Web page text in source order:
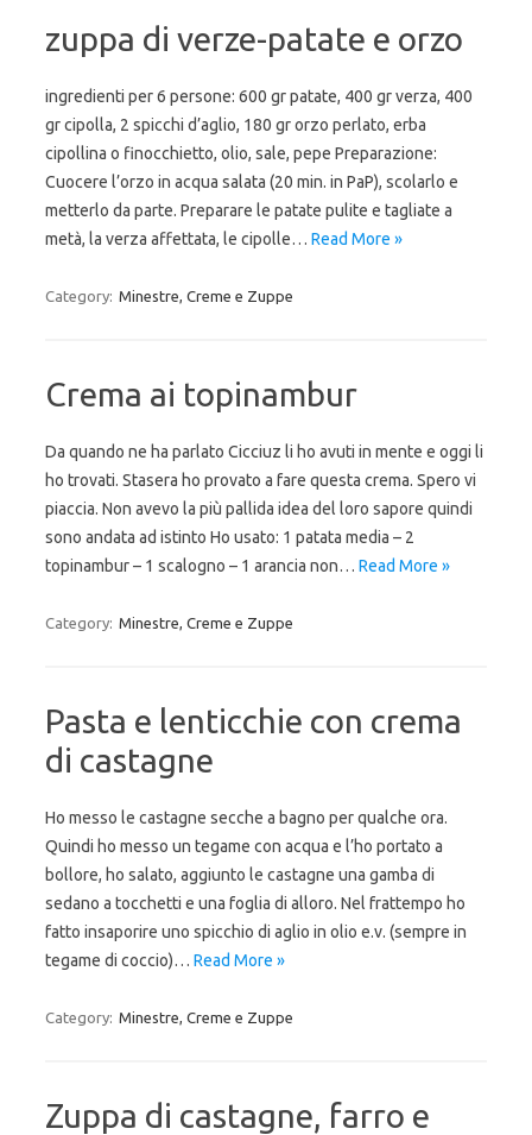
zuppa di verze-patate e orzo
ingredienti per 6 persone: 600 gr patate, 400 gr verza, 400
gr cipolla, 2 spicchi d’aglio, 180 gr orzo perlato, erba
cipollina o finocchietto, olio, sale, pepe Preparazione:
Cuocere l’orzo in acqua salata (20 min. in PaP), scolarlo e
metterlo da parte. Preparare le patate pulite e tagliate a
metà, la verza affettata, le cipolle… Read More »
Category: Minestre, Creme e Zuppe
Crema ai topinambur
Da quando ne ha parlato Cicciuz li ho avuti in mente e oggi li
ho trovati. Stasera ho provato a fare questa crema. Spero vi
piaccia. Non avevo la più pallida idea del loro sapore quindi
sono andata ad istinto Ho usato: 1 patata media – 2
topinambur – 1 scalogno – 1 arancia non… Read More »
Category: Minestre, Creme e Zuppe
Pasta e lenticchie con crema
di castagne
Ho messo le castagne secche a bagno per qualche ora.
Quindi ho messo un tegame con acqua e l’ho portato a
bollore, ho salato, aggiunto le castagne una gamba di
sedano a tocchetti e una foglia di alloro. Nel frattempo ho
fatto insaporire uno spicchio di aglio in olio e.v. (sempre in
tegame di coccio)… Read More »
Category: Minestre, Creme e Zuppe
Zuppa di castagne, farro e